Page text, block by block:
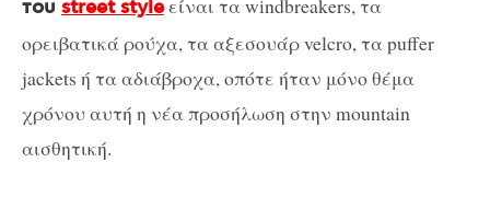
του street style
ορειβατικά ρούχα, τα αξεσουάρ velcro, τα puffer
jackets ή τα αδιάβροχα, οπότε ήταν μόνο θέμα
χρόνου αυτή η νέα προσήλωση στην mountain
αισθητική.